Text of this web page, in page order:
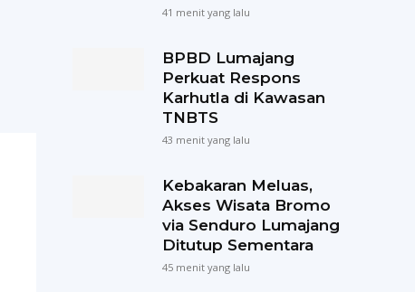
41 menit yang lalu
BPBD Lumajang
Perkuat Respons
Karhutla di Kawasan
TNBTS
43 menit yang lalu
Kebakaran Meluas,
Akses Wisata Bromo
via Senduro Lumajang
Ditutup Sementara
45 menit yang lalu